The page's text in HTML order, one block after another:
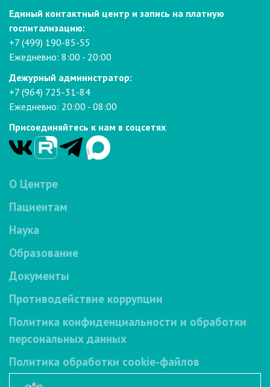
Единый контактный центр и запись на платную
госпитализацию:
+7 (499) 190-85-55
Ежедневно: 8:00 - 20:00
Дежурный администратор:
+7 (964) 725-31-84
Ежедневно: 20:00 - 08:00
Присоединяйтесь к нам в соцсетях
О Центре
Пациентам
Наука
Образование
Документы
Противодействие коррупции
Политика конфиденциальности и обработки
персональных данных
Политика обработки cookie-файлов